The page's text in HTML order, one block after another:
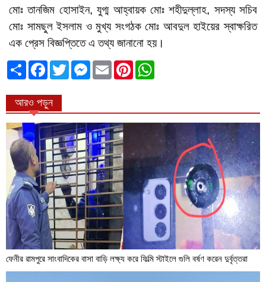
মোঃ তানজিম হোসাইন, যুগ্ম আহ্বায়ক মোঃ শহীদুল্লাহ, সদস্য সচিব
মোঃ সামছুল ইসলাম ও মুখ্য সংগঠক মোঃ আবদুল হাইয়ের স্বাক্ষরিত
এক প্রেস বিজ্ঞপ্তিতে এ তথ্য জানানো হয়।
ভাগাভাগি
করুন
Facebook
TwitterMessenger
EmailPinterest
আরও পড়ুন
ফেনীর রামপুরে সাংবাদিকের বাসা বাড়ি লক্ষ্য করে ফিল্মি স্টাইলে গুলি বর্ষণ করেন দুর্বৃত্তরা